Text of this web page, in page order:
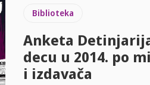
Biblioteka
Anketa
decu u 2014. po
i izdavača